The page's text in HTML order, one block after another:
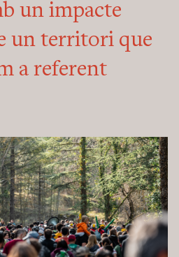
un impacte
un territori que
a referent